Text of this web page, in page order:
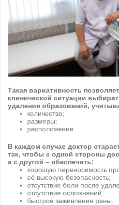
Такая вариативность
клинической ситуации
удаления образований,
количество;
размеры;
расположение.
В каждом случае доктор
так, чтобы с одной стороны
а с другой – обеспечить:
хорошую переносимость
её высокую безопасность;
отсутствие боли после
отсутствие осложнений;
быстрое заживление раны.